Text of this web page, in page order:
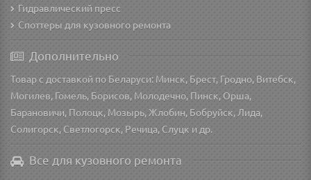
Гидравлический пресс
Споттеры для кузовного ремонта
Дополнительно
Товар с доставкой по Беларуси: Минск, Брест, Гродно, Витебск,
Могилев, Гомель, Борисов, Молодечно, Пинск, Орша,
Барановичи, Полоцк, Мозырь, Жлобин, Бобруйск, Лида,
Солигорск, Светлогорск, Речица, Слуцк и др.
Все для кузовного ремонта